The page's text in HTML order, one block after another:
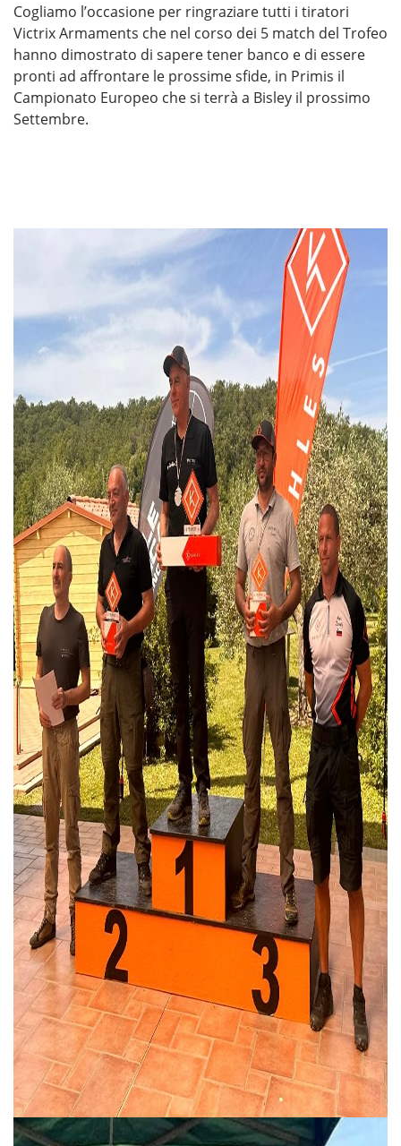
Cogliamo l’occasione per ringraziare tutti i tiratori
Victrix Armaments che nel corso dei 5 match del Trofeo
hanno dimostrato di sapere tener banco e di essere
pronti ad affrontare le prossime sfide, in Primis il
Campionato Europeo che si terrà a Bisley il prossimo
Settembre.